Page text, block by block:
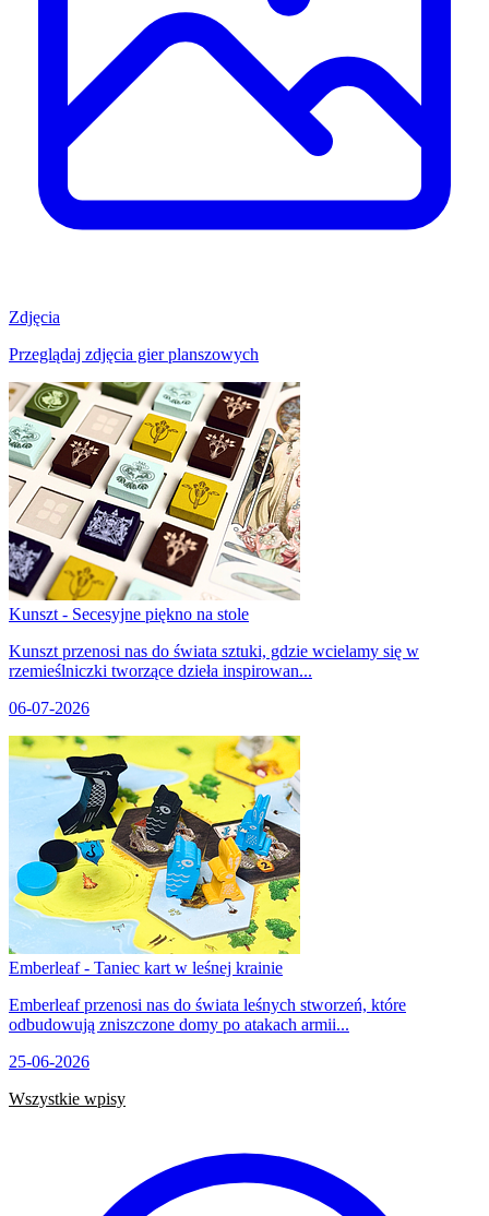
Zdjęcia
Przeglądaj zdjęcia gier planszowych
Kunszt - Secesyjne piękno na stole
Kunszt przenosi nas do świata sztuki, gdzie wcielamy się w
rzemieślniczki tworzące dzieła inspirowan...
06-07-2026
Emberleaf - Taniec kart w leśnej krainie
Emberleaf przenosi nas do świata leśnych stworzeń, które
odbudowują zniszczone domy po atakach armii...
25-06-2026
Wszystkie wpisy